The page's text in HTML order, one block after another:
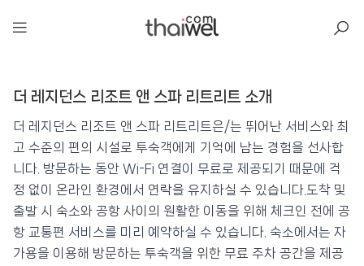
더 레지던스 리조트 앤 스파 리트리트
📍 푸켓★★★★★ ⭐ 8.4
💰 최저가 확인 · 예약하기
더 레지던스 리조트 앤 스파 리트리트 소개
더 레지던스 리조트 앤 스파 리트리트은/는 뛰어난 서비스와 최
고 수준의 편의 시설로 투숙객에게 기억에 남는 경험을 선사합
니다. 방문하는 동안 Wi-Fi 연결이 무료로 제공되기 때문에 걱
정 없이 온라인 환경에서 연락을 유지하실 수 있습니다.도착 및
출발 시 숙소와 공항 사이의 원활한 이동을 위해 체크인 전에 공
항 교통편 서비스를 미리 예약하실 수 있습니다. 숙소에서는 자
가용을 이용해 방문하는 투숙객을 위한 무료 주차 공간을 제공